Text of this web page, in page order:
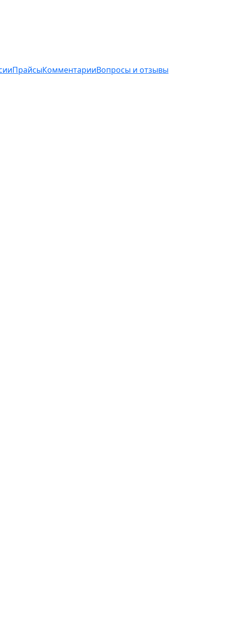
ПрайсыКомментарииВопросы и отзывы